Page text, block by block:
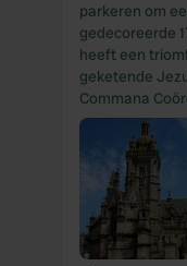
parkeren om
gedecoreerde
heeft een
geketende
Commana